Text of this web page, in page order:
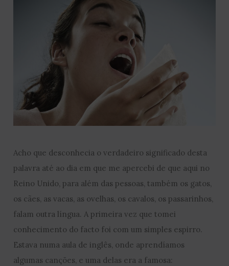
Acho que desconhecia o verdadeiro significado desta
palavra até ao dia em que me apercebi de que aqui no
Reino Unido, para além das pessoas, também os gatos,
os cães, as vacas, as ovelhas, os cavalos, os passarinhos,
falam outra língua. A primeira vez que tomei
conhecimento do facto foi com um simples espirro.
Estava numa aula de inglês, onde aprendíamos
algumas canções, e uma delas era a famosa: